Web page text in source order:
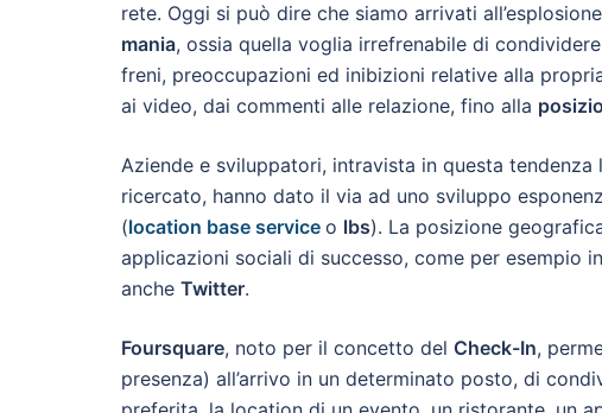
rete. Oggi si può dire che siamo arrivati
mania, ossia quella voglia irrefrenabile di
freni, preoccupazioni ed inibizioni relative alla
ai video, dai commenti alle relazione, fino alla
Aziende e sviluppatori, intravista in questa
ricercato, hanno dato il via ad uno sviluppo
(location base service o lbs). La posizione
applicazioni sociali di successo, come per esempio in
anche Twitter.
Foursquare, noto per il concetto del Check-In,
presenza) all’arrivo in un determinato posto, di